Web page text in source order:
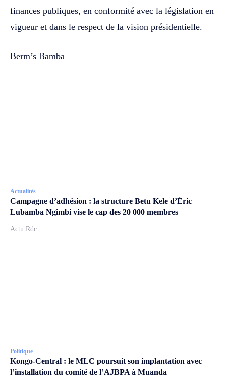
finances publiques, en conformité avec la législation en
vigueur et dans le respect de la vision présidentielle.
Berm’s Bamba
Actualités
Campagne d’adhésion : la structure Betu Kele d’Éric
Lubamba Ngimbi vise le cap des 20 000 membres
Actu Rdc
Politique
Kongo-Central : le MLC poursuit son implantation avec
l’installation du comité de l’AJBPA à Muanda